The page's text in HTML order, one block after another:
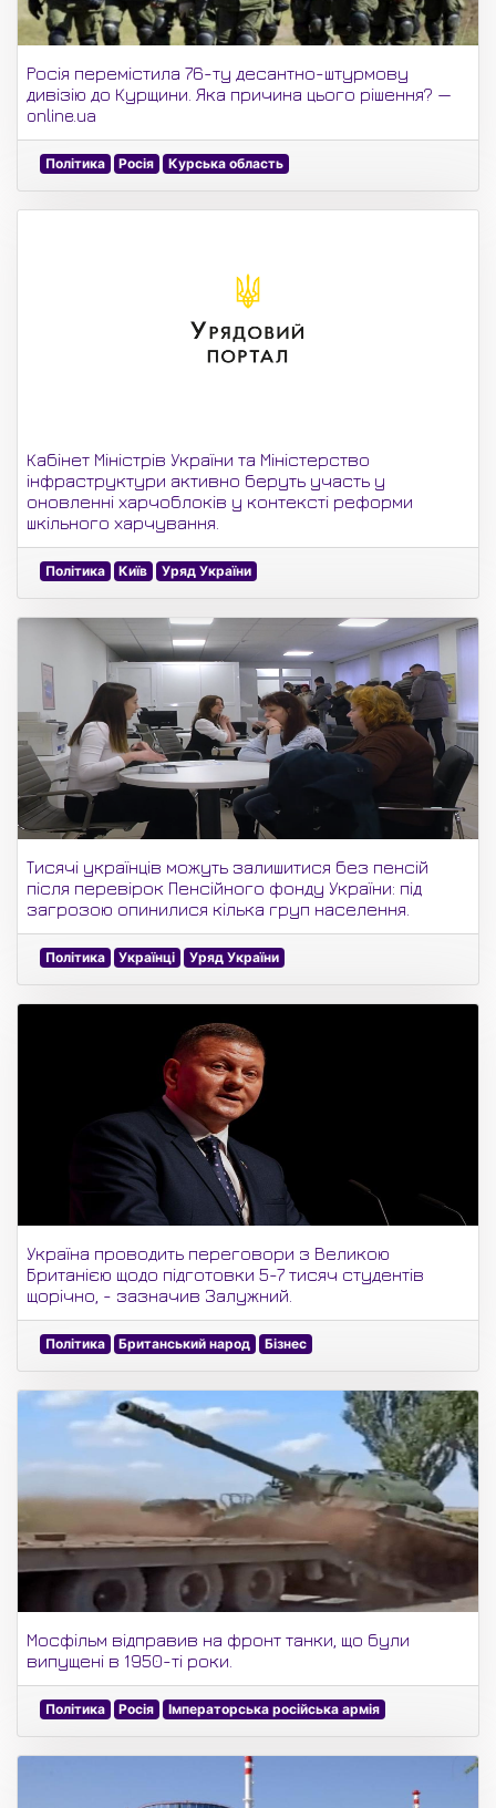
Росія перемістила 76-ту десантно-штурмову
дивізію до Курщини. Яка причина цього рішення? —
online.ua
Політика Росія Курська область
Кабінет Міністрів України та Міністерство
інфраструктури активно беруть участь у
оновленні харчоблоків у контексті реформи
шкільного харчування.
Політика Київ Уряд України
Тисячі українців можуть залишитися без пенсій
після перевірок Пенсійного фонду України: під
загрозою опинилися кілька груп населення.
Політика Українці Уряд України
Україна проводить переговори з Великою
Британією щодо підготовки 5-7 тисяч студентів
щорічно, - зазначив Залужний.
Політика Британський народ Бізнес
Мосфільм відправив на фронт танки, що були
випущені в 1950-ті роки.
Політика Росія Імператорська російська армія